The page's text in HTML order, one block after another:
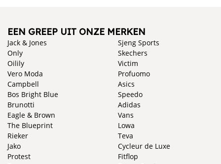
EEN GREEP UIT ONZE MERKEN
Jack & Jones
Only
Oilily
Vero Moda
Campbell
Bos Bright Blue
Brunotti
Eagle & Brown
The Blueprint
Rieker
Jako
Protest
Sjeng Sports
Skechers
Victim
Profuomo
Asics
Speedo
Adidas
Vans
Lowa
Teva
Cycleur de Luxe
Fitflop